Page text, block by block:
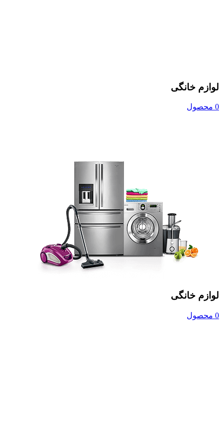
لوازم خانگی
0 محصول
لوازم خانگی
0 محصول